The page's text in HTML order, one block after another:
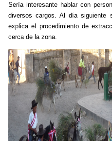
Sería interesante hablar con
diversos cargos. Al día siguiente
explica el procedimiento de
cerca de la zona.